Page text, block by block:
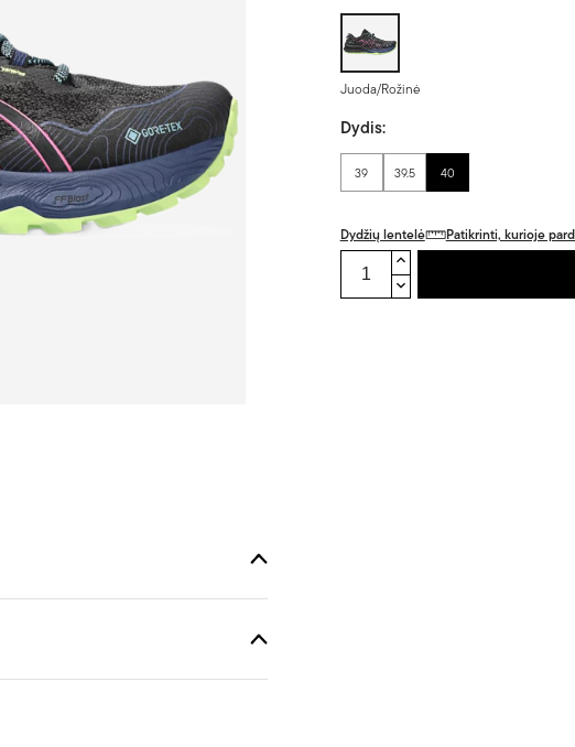
Juoda/Rožinė
Dydis:
39 39.5 40
Dydžių lentelė Patikrinti, kurioje